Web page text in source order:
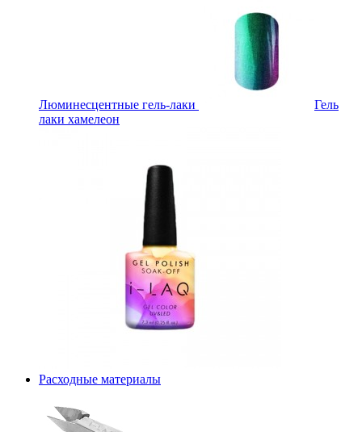
Люминесцентные гель-лаки
Гель
лаки хамелеон
Расходные материалы